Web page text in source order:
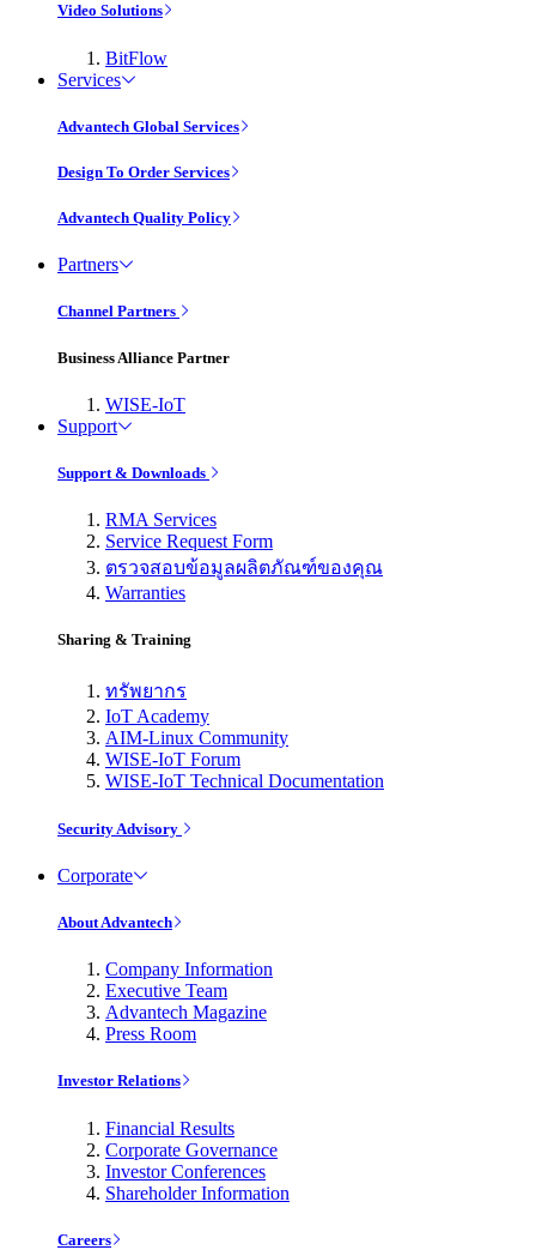
Video Solutions
BitFlow
Services
Advantech Global Services
Design To Order Services
Advantech Quality Policy
Partners
Channel Partners
Business Alliance Partner
WISE-IoT
Support
Support & Downloads
RMA Services
Service Request Form
ตรวจสอบข้อมูลผลิตภัณฑ์ของคุณ
Warranties
Sharing & Training
ทรัพยากร
IoT Academy
AIM-Linux Community
WISE-IoT Forum
WISE-IoT Technical Documentation
Security Advisory
Corporate
About Advantech
Company Information
Executive Team
Advantech Magazine
Press Room
Investor Relations
Financial Results
Corporate Governance
Investor Conferences
Shareholder Information
Careers